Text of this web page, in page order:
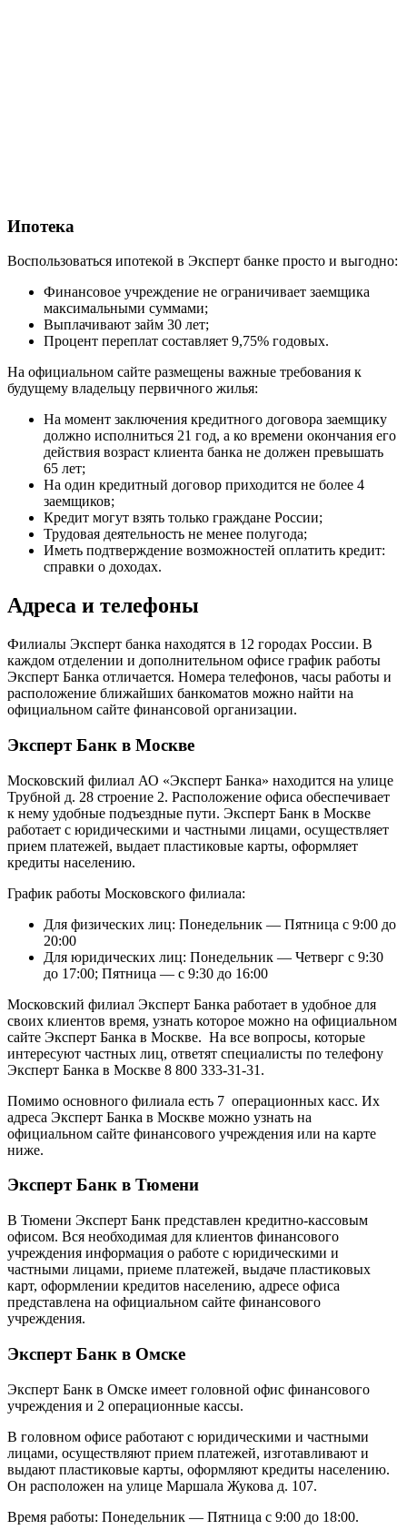
Ипотека
Воспользоваться ипотекой в Эксперт банке просто и выгодно:
Финансовое учреждение не ограничивает заемщика
максимальными суммами;
Выплачивают займ 30 лет;
Процент переплат составляет 9,75% годовых.
На официальном сайте размещены важные требования к
будущему владельцу первичного жилья:
На момент заключения кредитного договора заемщику
должно исполниться 21 год, а ко времени окончания его
действия возраст клиента банка не должен превышать
65 лет;
На один кредитный договор приходится не более 4
заемщиков;
Кредит могут взять только граждане России;
Трудовая деятельность не менее полугода;
Иметь подтверждение возможностей оплатить кредит:
справки о доходах.
Адреса и телефоны
Филиалы Эксперт банка находятся в 12 городах России. В
каждом отделении и дополнительном офисе график работы
Эксперт Банка отличается. Номера телефонов, часы работы и
расположение ближайших банкоматов можно найти на
официальном сайте финансовой организации.
Эксперт Банк в Москве
Московский филиал АО «Эксперт Банка» находится на улице
Трубной д. 28 строение 2. Расположение офиса обеспечивает
к нему удобные подъездные пути. Эксперт Банк в Москве
работает с юридическими и частными лицами, осуществляет
прием платежей, выдает пластиковые карты, оформляет
кредиты населению.
График работы Московского филиала:
Для физических лиц: Понедельник — Пятница с 9:00 до
20:00
Для юридических лиц: Понедельник — Четверг с 9:30
до 17:00; Пятница — с 9:30 до 16:00
Московский филиал Эксперт Банка работает в удобное для
своих клиентов время, узнать которое можно на официальном
сайте Эксперт Банка в Москве. На все вопросы, которые
интересуют частных лиц, ответят специалисты по телефону
Эксперт Банка в Москве 8 800 333-31-31.
Помимо основного филиала есть 7 операционных касс. Их
адреса Эксперт Банка в Москве можно узнать на
официальном сайте финансового учреждения или на карте
ниже.
Эксперт Банк в Тюмени
В Тюмени Эксперт Банк представлен кредитно-кассовым
офисом. Вся необходимая для клиентов финансового
учреждения информация о работе с юридическими и
частными лицами, приеме платежей, выдаче пластиковых
карт, оформлении кредитов населению, адресе офиса
представлена на официальном сайте финансового
учреждения.
Эксперт Банк в Омске
Эксперт Банк в Омске имеет головной офис финансового
учреждения и 2 операционные кассы.
В головном офисе работают с юридическими и частными
лицами, осуществляют прием платежей, изготавливают и
выдают пластиковые карты, оформляют кредиты населению.
Он расположен на улице Маршала Жукова д. 107.
Время работы: Понедельник — Пятница с 9:00 до 18:00.